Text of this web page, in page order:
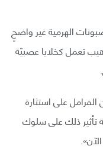
الهرمية غير واضحٍ
تعمل كخلايا عصبيّة
على استثارة
تأثير ذلك على سلوك